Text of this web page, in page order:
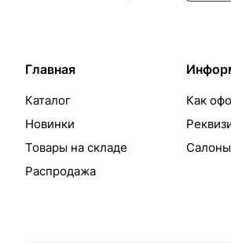
Главная
Каталог
Новинки
Товары на складе
Распродажа
Как